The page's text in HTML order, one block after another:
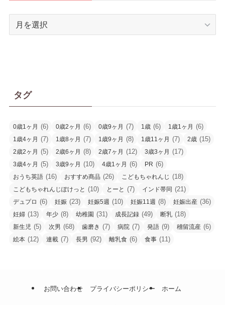
タグ
0歳1ヶ月 (6) 0歳2ヶ月 (6) 0歳9ヶ月 (7) 1歳 (6) 1歳1ヶ月 (6)
1歳4ヶ月 (7) 1歳8ヶ月 (7) 1歳9ヶ月 (8) 1歳11ヶ月 (7) 2歳 (15)
2歳2ヶ月 (5) 2歳6ヶ月 (8) 2歳7ヶ月 (12) 3歳3ヶ月 (17)
3歳4ヶ月 (5) 3歳9ヶ月 (10) 4歳1ヶ月 (6) PR (6)
おうち英語 (16) おすすめ商品 (26) こどもちゃれんじ (18)
こどもちゃれんじぽけっと (10) とーと (7) インド帯同 (21)
デュプロ (6) 妊娠 (23) 妊娠5週 (10) 妊娠11週 (8) 妊娠出産 (36)
妊婦 (13) 年少 (8) 幼稚園 (31) 成長記録 (49) 断乳 (18)
新生児 (5) 次男 (68) 歯磨き (7) 病院 (7) 発語 (9) 稽留流産 (6)
絵本 (12) 連載 (7) 長男 (92) 離乳食 (6) 食事 (11)
お問い合わせ プライバシーポリシー ホーム